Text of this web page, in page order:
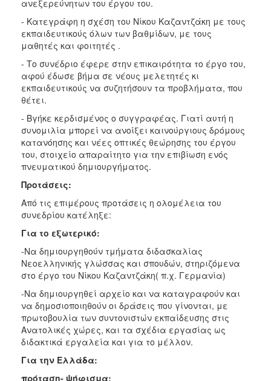
ανεξερεύνητων του έργου του.
- Κατεγράφη η σχέση του Νίκου Καζαντζάκη με τους
εκπαιδευτικούς όλων των βαθμίδων, με τους
μαθητές και φοιτητές .
- Το συνέδριο έφερε στην επικαιρότητα το έργο του,
αφού έδωσε βήμα σε νέους μελετητές κι
εκπαιδευτικούς να συζητήσουν τα προβλήματα, που
θέτει.
- Βγήκε κερδισμένος ο συγγραφέας. Γιατί αυτή η
συνομιλία μπορεί να ανοίξει καινούργιους δρόμους
κατανόησης και νέες οπτικές θεώρησης του έργου
του, στοιχείο απαραίτητο για την επιβίωση ενός
πνευματικού δημιουργήματος.
Προτάσεις:
Από τις επιμέρους προτάσεις η ολομέλεια του
συνεδρίου κατέληξε:
Για το εξωτερικό:
-Να δημιουργηθούν τμήματα διδασκαλίας
Νεοελληνικής γλώσσας και σπουδών, στηριζόμενα
στο έργο του Νίκου Καζαντζάκη( π.χ. Γερμανία)
-Να δημιουργηθεί αρχείο και να καταγραφούν και
να δημοσιοποιηθούν οι δράσεις που γίνονται, με
πρωτοβουλία των συντονιστών εκπαίδευσης στις
Ανατολικές χώρες, και τα σχέδια εργασίας ως
διδακτικά εργαλεία και για το μέλλον.
Για την Ελλάδα:
πρόταση- ψήφισμα: